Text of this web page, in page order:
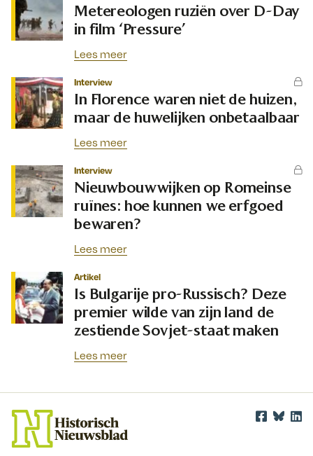
Metereologen ruziën over D-Day
in film ‘Pressure’
Lees meer
Interview
In Florence waren niet de huizen,
maar de huwelijken onbetaalbaar
Lees meer
Interview
Nieuwbouwwijken op Romeinse
ruïnes: hoe kunnen we erfgoed
bewaren?
Lees meer
Artikel
Is Bulgarije pro-Russisch? Deze
premier wilde van zijn land de
zestiende Sovjet-staat maken
Lees meer